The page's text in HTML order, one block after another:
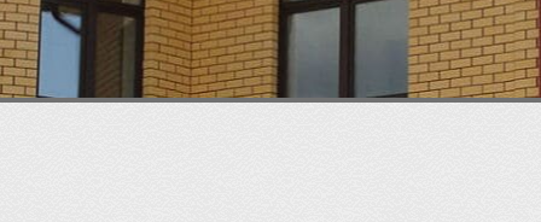
Кладка
Раствор